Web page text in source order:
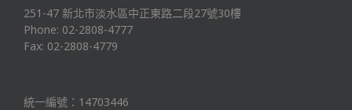
251-47 新北市淡水區中正東路二段27號30樓
Phone: 02-2808-4777
Fax: 02-2808-4779
統一編號：14703446